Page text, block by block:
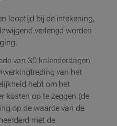
looptijd bij de intekening,
verlengd worden
van 30 kalenderdagen
van het
hebt om het
kosten op te zeggen (de
op de waarde van de
met de